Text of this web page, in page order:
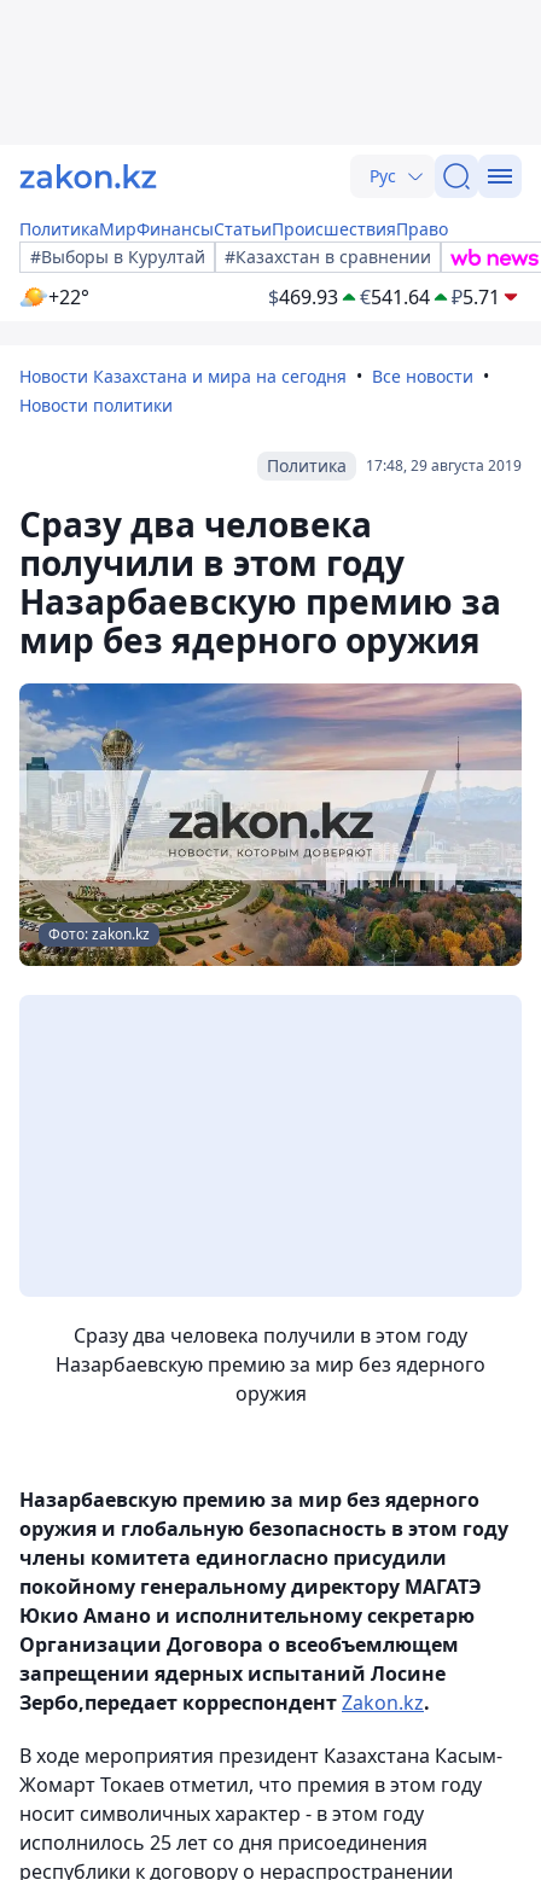
Рус
ПолитикаМирФинансыСтатьиПроисшествияПраво
#Выборы в Курултай
#Казахстан в сравнении
+22° $469.93 €541.64 ₽5.71
Новости Казахстана и мира на сегодня
Все новости
Новости политики
17:48, 29 августа 2019
Политика
Сразу два человека
получили в этом году
Назарбаевскую премию за
мир без ядерного оружия
Фото: zakon.kz
Сразу два человека получили в этом году
Назарбаевскую премию за мир без ядерного
оружия
Назарбаевскую премию за мир без ядерного
оружия и глобальную безопасность в этом году
члены комитета единогласно присудили
покойному генеральному директору МАГАТЭ
Юкио Амано и исполнительному секретарю
Организации Договора о всеобъемлющем
запрещении ядерных испытаний Лосине
Зербо,передает корреспондентZakon.kz.
В ходе мероприятия президент Казахстана Касым-
Жомарт Токаев отметил, что премия в этом году
носит символичных характер - в этом году
исполнилось 25 лет со дня присоединения
республики к договору о нераспространении